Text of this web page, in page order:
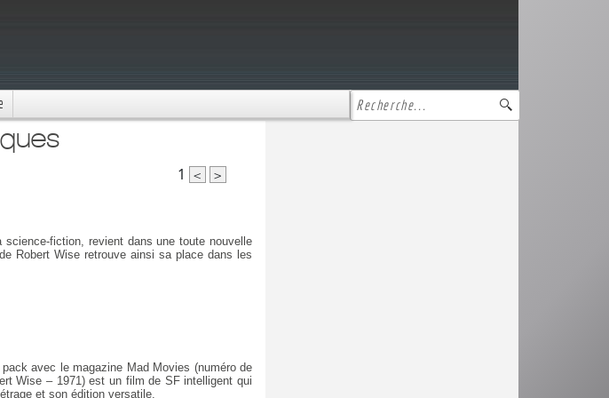
1 < >
science-fiction, revient dans une toute nouvelle
Robert Wise retrouve ainsi sa place dans les
avec le magazine Mad Movies (numéro de
Wise – 1971) est un film de SF intelligent qui
et son édition versatile.